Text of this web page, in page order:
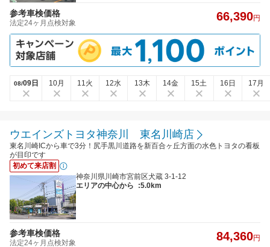
参考車検価格
法定24ヶ月点検対象 66,390円
08/09日 10月 11火 12水 13木 14金 15土 16日 17月
ウエインズトヨタ神奈川 東名川崎店
東名川崎ICから車で3分！尻手黒川道路を新百合ヶ丘方面の水色トヨタの看板
が目印です
初めて来店割
神奈川県川崎市宮前区犬蔵 3-1-12
エリアの中心から
:5.0km
参考車検価格
法定24ヶ月点検対象 84,360円